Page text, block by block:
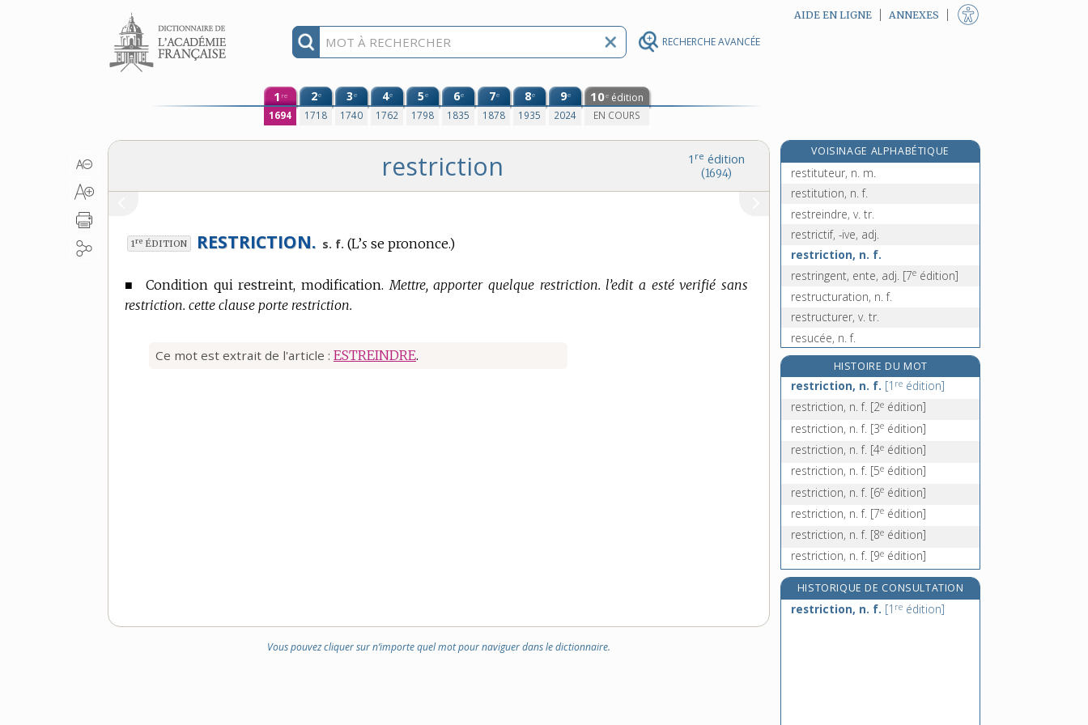
RECHERCHE AVANCÉE
Aller au contenu AIDE EN LIGNE ANNEXES
1 re
1694
2e
1718
3e
1740
4e
1762
5e
1798
6e
1835
7e
1878
8e
1935
9e
2024
10e édition
EN COURS
1 re édition
(1694)
restriction
1re ÉDITION RESTRICTION. s. f. (L’s se prononce.)
■Condition qui restreint, modification. Mettre, apporter quelque restriction. l’edit a esté verifié sans
restriction. cette clause porte restriction.
Ce mot est extrait de l'article : ESTREINDRE.
Vous pouvez cliquer sur n’importe quel mot pour naviguer dans le dictionnaire.
VOISINAGE ALPHABÉTIQUE
restituer, v. tr.
restituteur, n. m.
restitution, n. f.
restreindre, v. tr.
restrictif, -ive, adj.
restriction, n. f.
restringent, ente, adj. [7e édition]
restructuration, n. f.
restructurer, v. tr.
resucée, n. f.
résultant, -ante, adj. et n.
résultat, n. m.
résulter, v. intr.
HISTOIRE DU MOT
restriction, n. f. [1 re édition]
restriction, n. f. [2e édition]
restriction, n. f. [3e édition]
restriction, n. f. [4e édition]
restriction, n. f. [5e édition]
restriction, n. f. [6e édition]
restriction, n. f. [7e édition]
restriction, n. f. [8e édition]
restriction, n. f. [9e édition]
HISTORIQUE DE CONSULTATION
restriction, n. f. [1 re édition]